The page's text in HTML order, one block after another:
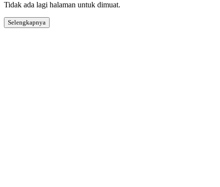
Tidak ada lagi halaman untuk dimuat.
Selengkapnya